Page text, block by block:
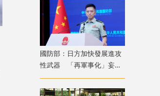
國防部：日方加快發展進攻
性武器 「再軍事化」妄動
是地區和平穩定真正威脅